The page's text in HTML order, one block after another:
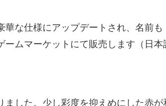
華な仕様にアップデートされ、名前
ームマーケットにて販売します（日
した。少し彩度を抑えめにした赤